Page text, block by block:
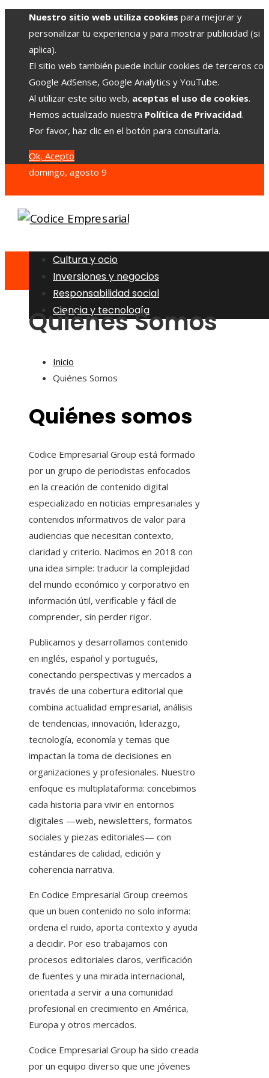
Nuestro sitio web utiliza cookies para mejorar y
personalizar tu experiencia y para mostrar publicidad (si
aplica).
El sitio web también puede incluir cookies de terceros
Google AdSense, Google Analytics y YouTube.
Al utilizar este sitio web, aceptas el uso de cookies.
Hemos actualizado nuestra Política de Privacidad.
Por favor, haz clic en el botón para consultarla.
Ok, Acepto
domingo, agosto 9
Cultura y ocio
Inversiones y negocios
Responsabilidad social
Ciencia y tecnología
Quiénes Somos
Inicio
Quiénes Somos
Quiénes somos
Codice Empresarial Group está formado
por un grupo de periodistas enfocados
en la creación de contenido digital
especializado en noticias empresariales y
contenidos informativos de valor para
audiencias que necesitan contexto,
claridad y criterio. Nacimos en 2018 con
una idea simple: traducir la complejidad
del mundo económico y corporativo en
información útil, verificable y fácil de
comprender, sin perder rigor.
Publicamos y desarrollamos contenido
en inglés, español y portugués,
conectando perspectivas y mercados a
través de una cobertura editorial que
combina actualidad empresarial, análisis
de tendencias, innovación, liderazgo,
tecnología, economía y temas que
impactan la toma de decisiones en
organizaciones y profesionales. Nuestro
enfoque es multiplataforma: concebimos
cada historia para vivir en entornos
digitales —web, newsletters, formatos
sociales y piezas editoriales— con
estándares de calidad, edición y
coherencia narrativa.
En Codice Empresarial Group creemos
que un buen contenido no solo informa:
ordena el ruido, aporta contexto y ayuda
a decidir. Por eso trabajamos con
procesos editoriales claros, verificación
de fuentes y una mirada internacional,
orientada a servir a una comunidad
profesional en crecimiento en América,
Europa y otros mercados.
Codice Empresarial Group ha sido creada
por un equipo diverso que une jóvenes